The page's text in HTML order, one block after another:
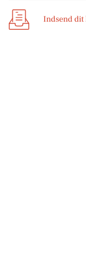
Indsend